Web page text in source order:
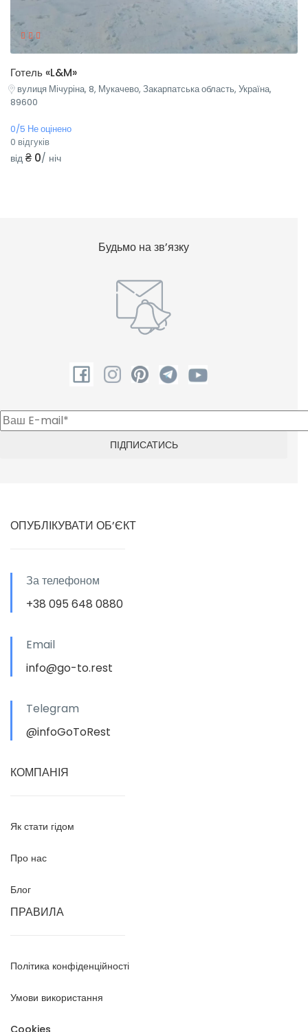
Готель «L&M»
вулиця Мічуріна, 8, Мукачево, Закарпатська область, Україна,
89600
0/5 Не оцінено
0 відгуків
від ₴ 0/ ніч
Будьмо на зв’язку
ОПУБЛІКУВАТИ ОБ’ЄКТ
За телефоном
+38 095 648 0880
Email
info@go-to.rest
Telegram
@infoGoToRest
КОМПАНІЯ
Як стати гідом
Про нас
Блог
ПРАВИЛА
Політика конфіденційності
Умови використання
Cookies